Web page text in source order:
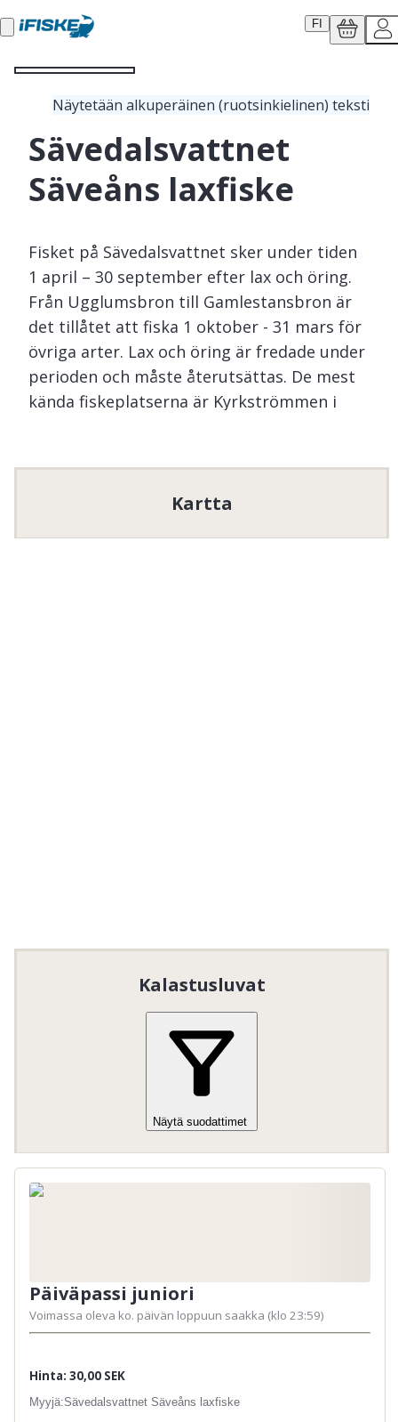
FI
Näytetään alkuperäinen (ruotsinkielinen) teksti
Sävedalsvattnet
Säveåns laxfiske
Fisket på Sävedalsvattnet sker under tiden
1 april – 30 september efter lax och öring.
Från Ugglumsbron till Gamlestansbron är
det tillåtet att fiska 1 oktober - 31 mars för
övriga arter. Lax och öring är fredade under
perioden och måste återutsättas. De mest
kända fiskeplatserna är Kyrkströmmen i
Vill du följa fiskräkningen gå in här
Kartta
Kalastusluvat
Näytä suodattimet
Päiväpassi juniori
Voimassa oleva ko. päivän loppuun saakka (klo 23:59)
Hinta: 30,00 SEK
Myyjä:Sävedalsvattnet Säveåns laxfiske